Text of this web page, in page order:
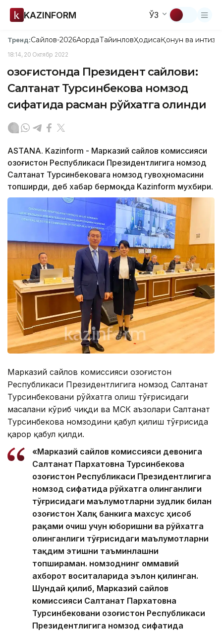
KAZINFORM ЎЗ
Тренд:Сайлов-2026АқордаТайинловҲодисаҚонун ва
18:14, 20 Октябр 2022
Қозоғистонда Президент сайлови:
Салтанат Турсинбекова номзод
сифатида расман рўйхатга олинди
ASTANA. Kazinform - Марказий сайлов комиссияси
Қозоғистон Республикаси Президентлигига номзод
Салтанат Турсинбековага номзод гувоҳномасини
топширди, деб хабар бермоқда Kazinform мухбири.
Марказий сайлов комиссияси Қозоғистон
Республикаси Президентлигига номзод Салтанат
Турсинбековани рўйхатга олиш тўғрисидаги
масалани кўриб чиқди ва МСК аъзолари Салтанат
Турсинбекова номзодини қабул қилиш тўғрисида
қарор қабул қилди.
«Марказий сайлов комиссияси девонига
Салтанат Пархатовна Турсинбекова
Қозоғистон Республикаси Президентлигига
номзод сифатида рўйхатга олинганлиги
тўғрисидаги маълумотларни зудлик билан
Қозоғистон Халқ банкига махсус ҳисоб
рақами очиш учун юборишни ва рўйхатга
олинганлиги тўғрисидаги маълумотларни
тақдим этишни таъминлашни
топшираман. номзоднинг оммавий
ахборот воситаларида эълон қилинган.
Шундай қилиб, Марказий сайлов
комиссияси Салтанат Пархатовна
Турсинбековани Қозоғистон Республикаси
Президентлигига номзод сифатида